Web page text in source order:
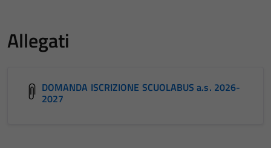
Allegati
DOMANDA ISCRIZIONE SCUOLABUS a.s. 2026-
2027